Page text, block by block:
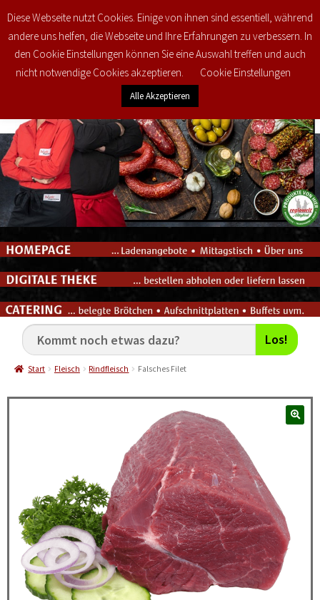
€0,00 0
Los!
Start Fleisch Rindfleisch Falsches Filet
Diese Webseite nutzt Cookies. Einige von ihnen sind essentiell, während
andere uns helfen, die Webseite und Ihre Erfahrungen zu verbessern. In
den Cookie Einstellungen können Sie eine Auswahl treffen und auch
nicht notwendige Cookies akzeptieren.
Cookie Einstellungen
Alle Akzeptieren